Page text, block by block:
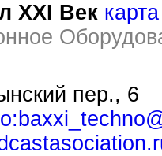
XXI Век карта
пер., 6